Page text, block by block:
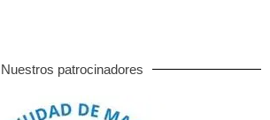
Nuestros patrocinadores